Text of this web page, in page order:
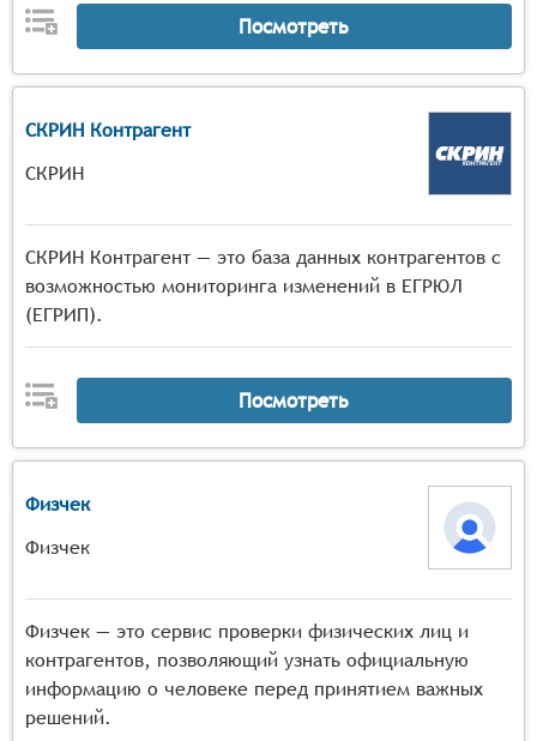
Посмотреть
СКРИН Контрагент
СКРИН
СКРИН Контрагент — это база данных контрагентов с
возможностью мониторинга изменений в ЕГРЮЛ
(ЕГРИП).
Посмотреть
Физчек
Физчек
Физчек — это сервис проверки физических лиц и
контрагентов, позволяющий узнать официальную
информацию о человеке перед принятием важных
решений.